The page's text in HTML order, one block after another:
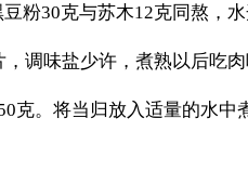
30克与苏木12克同熬，水
味盐少许，煮熟以后吃肉
。将当归放入适量的水中